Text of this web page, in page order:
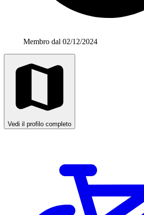
Membro dal 02/12/2024
Vedi il profilo completo